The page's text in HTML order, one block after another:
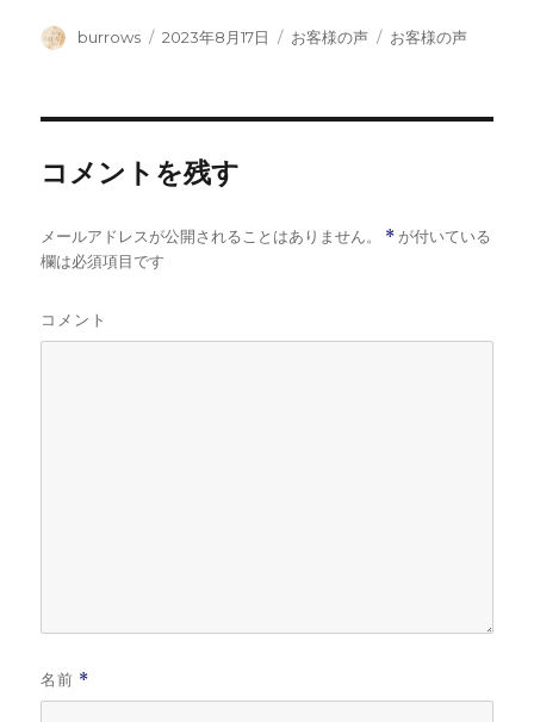
投
burrows
投
2023年8月17日
カ
お客様の声
タ
お客様の声
コメントを残す
メールアドレスが公開されることはありません。 * が付いている
欄は必須項目です
コメント
名前 *